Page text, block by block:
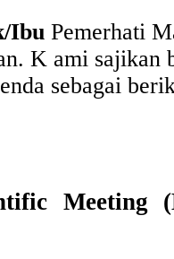
Ibu Pemerhati
K ami sajikan
sebagai
Meeting